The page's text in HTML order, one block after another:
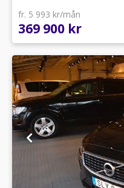
fr. 5 993 kr/mån
369 900 kr